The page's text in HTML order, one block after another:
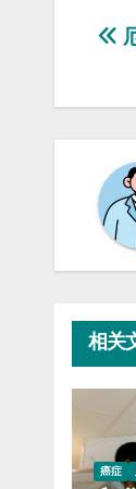
文
航
相关
癌症